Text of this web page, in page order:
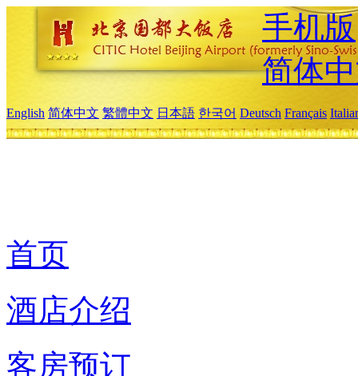
手机版
简体
English 简体中文 繁體中文 日本語 한국어 Deutsch Français
首页
酒店介绍
客房预订